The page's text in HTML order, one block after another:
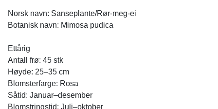
Norsk navn: Sanseplante/Rør-meg-ei
Botanisk navn: Mimosa pudica
Ettårig
Antall frø: 45 stk
Høyde: 25–35 cm
Blomsterfarge: Rosa
Såtid: Januar–desember
Blomstringstid: Juli–oktober